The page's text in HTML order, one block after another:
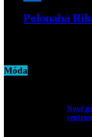
Polonahá
Móda
Nové